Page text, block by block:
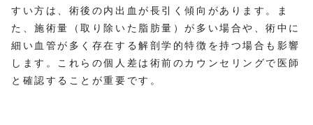
すい方は、術後の内出血が長引く傾向があります。ま
た、施術量（取り除いた脂肪量）が多い場合や、術中に
細い血管が多く存在する解剖学的特徴を持つ場合も影響
します。これらの個人差は術前のカウンセリングで医師
と確認することが重要です。